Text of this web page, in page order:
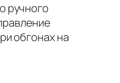
ручного
обгонах на